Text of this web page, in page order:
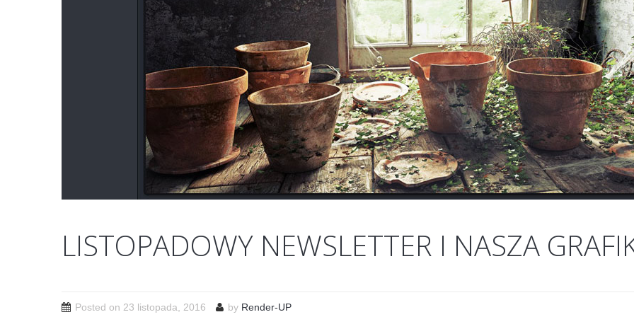
LISTOPADOWY NEWSLETTER I NASZA
Posted on 23 listopada, 2016 by Render-UP